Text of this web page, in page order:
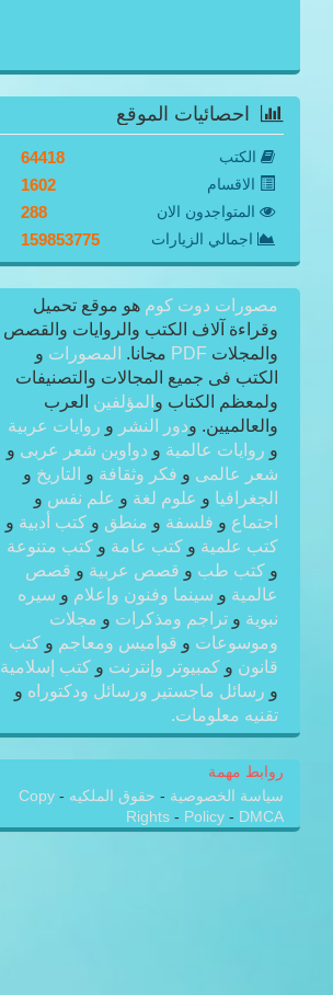
احصائيات الموقع
الكتب 64418
الاقسام 1602
المتواجدون الان 288
اجمالي الزيارات 159853775
مصورات دوت كوم هو موقع تحميل
وقراءة آلاف الكتب والروايات والقصص
والمجلات PDF مجانا. المصورات و
الكتب فى جميع المجالات والتصنيفات
ولمعظم الكتاب و المؤلفين العرب
والعالميين. ودور النشر و روايات عربية
و روايات عالمية و دواوين شعر عربى و
شعر عالمى و فكر وثقافة و التاريخ و
الجغرافيا و علوم لغة و علم نفس و
اجتماع و فلسفة و منطق و كتب أدبية و
كتب علمية و كتب عامة و كتب متنوعة
و كتب طب و قصص عربية و قصص
عالمية و سينما وفنون وإعلام و سيره
نبوية و تراجم ومذكرات و مجلات
وموسوعات و قواميس ومعاجم و كتب
قانون و كمبيوتر وإنترنت و كتب إسلامية
و رسائل ماجستير ورسائل ودكتوراه و
تقنيه معلومات.
روابط مهمة
سياسة الخصوصية - حقوق الملكيه -
Copy
Rights - Policy - DMCA